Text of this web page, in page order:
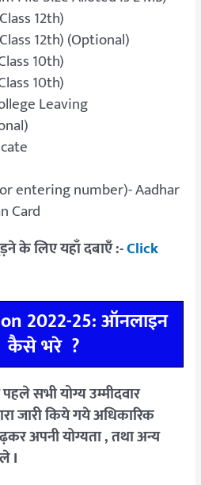
12th)
12th) (Optional)
10th)
10th)
Leaving
entering number)- Aadhar
Card
के लिए यहाँ दबाएँ :-Click
2022-25: ऑनलाइन
कैसे भरे ?
सभी योग्य उम्मीदवार
जारी किये गये अधिकारिक
अपनी योग्यता , तथा अन्य
I